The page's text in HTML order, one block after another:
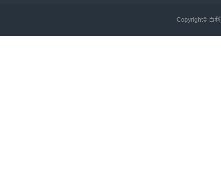
Copyright© 百